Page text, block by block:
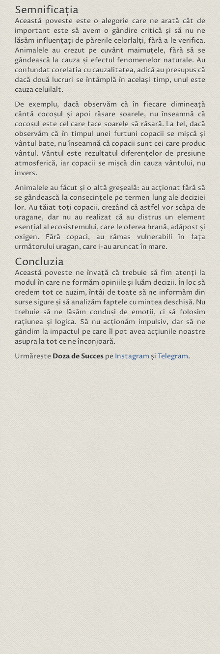
Semnificația
Această poveste este o alegorie care ne arată cât de
important este să avem o gândire critică și să nu ne
lăsăm influențați de părerile celorlalți, fără a le verifica.
Animalele au crezut pe cuvânt maimuțele, fără să se
gândească la cauza și efectul fenomenelor naturale. Au
confundat corelația cu cauzalitatea, adică au presupus că
dacă două lucruri se întâmplă în același timp, unul este
cauza celuilalt.
De exemplu, dacă observăm că în fiecare dimineață
cântă cocoșul și apoi răsare soarele, nu înseamnă că
cocoșul este cel care face soarele să răsară. La fel, dacă
observăm că în timpul unei furtuni copacii se mișcă și
vântul bate, nu înseamnă că copacii sunt cei care produc
vântul. Vântul este rezultatul diferențelor de presiune
atmosferică, iar copacii se mișcă din cauza vântului, nu
invers.
Animalele au făcut și o altă greșeală: au acționat fără să
se gândească la consecințele pe termen lung ale deciziei
lor. Au tăiat toți copacii, crezând că astfel vor scăpa de
uragane, dar nu au realizat că au distrus un element
esențial al ecosistemului, care le oferea hrană, adăpost și
oxigen. Fără copaci, au rămas vulnerabili în fața
următorului uragan, care i-au aruncat în mare.
Concluzia
Această poveste ne învață că trebuie să fim atenți la
modul în care ne formăm opiniile și luăm decizii. În loc să
credem tot ce auzim, întâi de toate să ne informăm din
surse sigure și să analizăm faptele cu mintea deschisă. Nu
trebuie să ne lăsăm conduși de emoții, ci să folosim
rațiunea și logica. Să nu acționăm impulsiv, dar să ne
gândim la impactul pe care îl pot avea acțiunile noastre
asupra la tot ce ne înconjoară.
Urmărește Doza de Succes pe Instagram și Telegram.